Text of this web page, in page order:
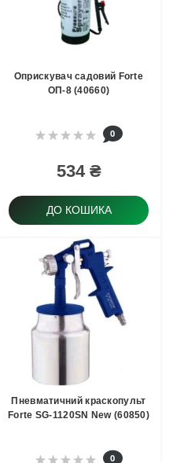
Оприскувач садовий Forte
ОП-8 (40660)
0
534 ₴
ДО КОШИКА
Пневматичний краскопульт
Forte SG-1120SN New (60850)
0